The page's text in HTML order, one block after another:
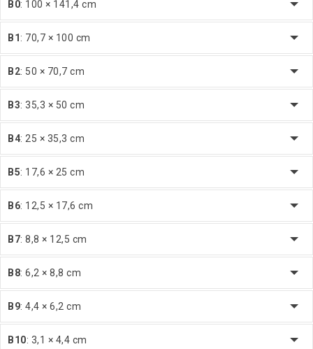
B0: 100 × 141,4 cm
B1: 70,7 × 100 cm
B2: 50 × 70,7 cm
B3: 35,3 × 50 cm
B4: 25 × 35,3 cm
B5: 17,6 × 25 cm
B6: 12,5 × 17,6 cm
B7: 8,8 × 12,5 cm
B8: 6,2 × 8,8 cm
B9: 4,4 × 6,2 cm
B10: 3,1 × 4,4 cm